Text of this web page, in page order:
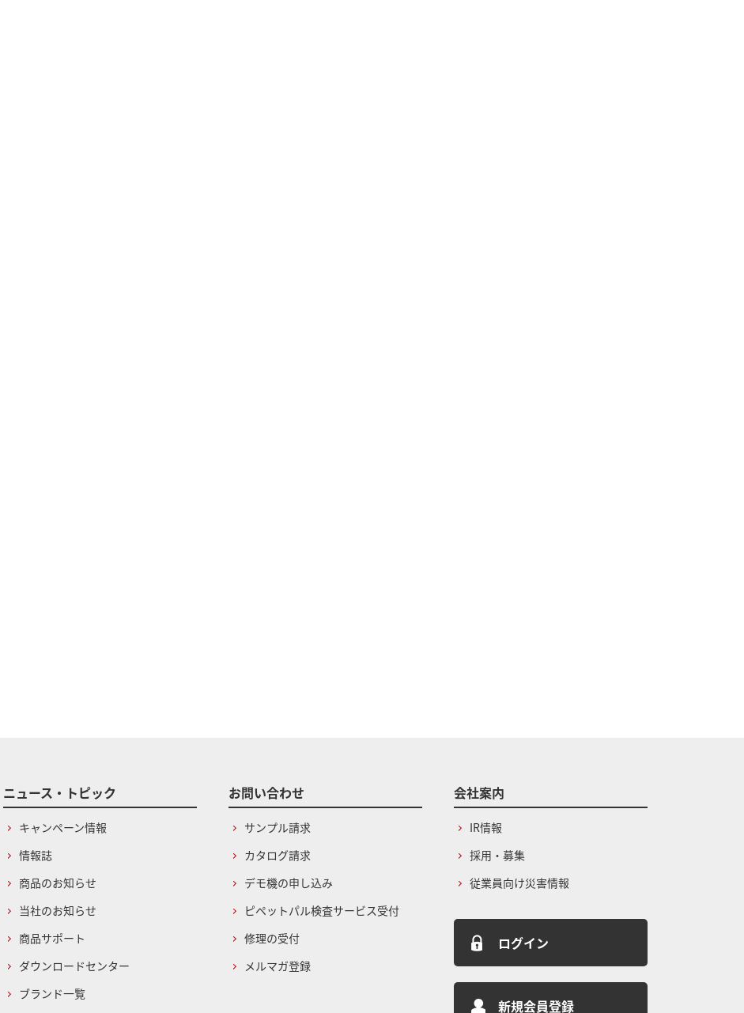
ニュース・トピック
キャンペーン情報
情報誌
商品のお知らせ
当社のお知らせ
商品サポート
ダウンロードセンター
ブランド一覧
お問い合わせ
サンプル請求
カタログ請求
デモ機の申し込み
ピペットパル検査サービス受付
修理の受付
メルマガ登録
会社案内
IR情報
採用・募集
従業員向け災害情報
ログイン
新規会員登録